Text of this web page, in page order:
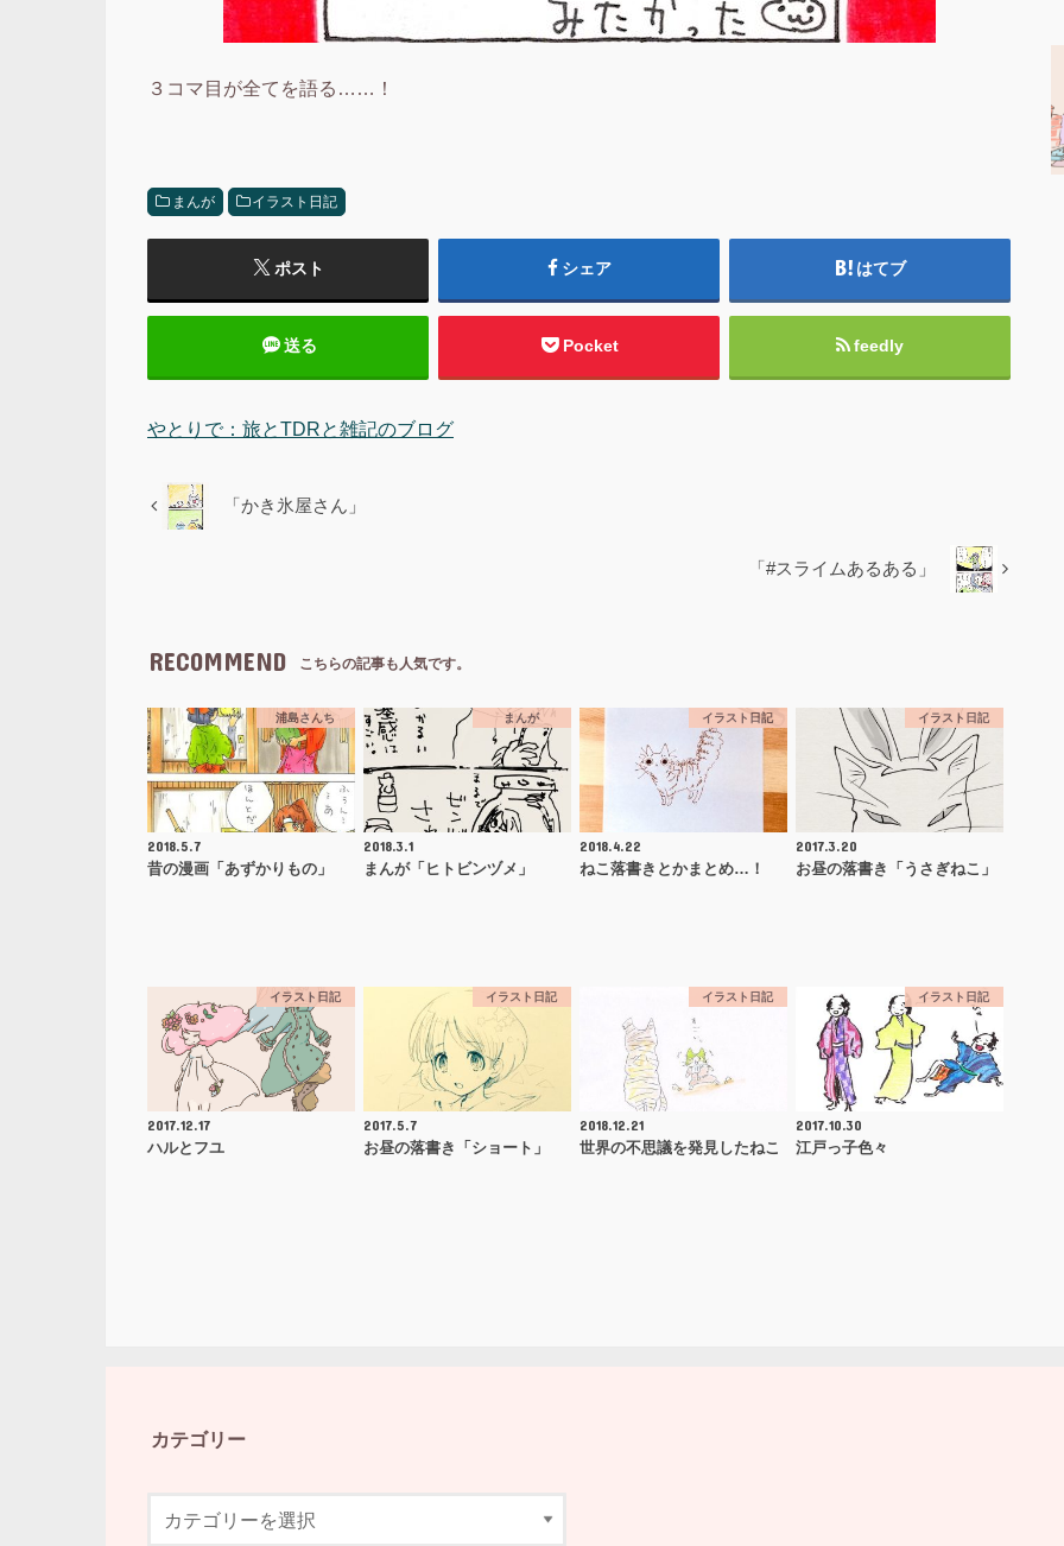
３コマ目が全てを語る……！
まんが イラスト日記
ポスト シェア はてブ
送る Pocket feedly
やとりで：旅とTDRと雑記のブログ
「かき氷屋さん」
「#スライムあるある」
RECOMMEND こちらの記事も人気です。
浦島さんち
2018.5.7
昔の漫画「あずかりもの」
まんが
2018.3.1
まんが「ヒトビンヅメ」
イラスト日記
2018.4.22
ねこ落書きとかまとめ…！
イラスト日記
2017.3.20
お昼の落書き「うさぎねこ」
イラスト日記
2017.12.17
ハルとフユ
イラスト日記
2017.5.7
お昼の落書き「ショート」
イラスト日記
2018.12.21
世界の不思議を発見したねこ
イラスト日記
2017.10.30
江戸っ子色々
カテゴリー